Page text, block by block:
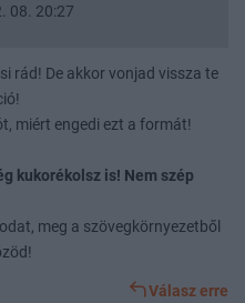
08. 20:27
rád! De akkor vonjad vissza te
miért engedi ezt a formát!
kukorékolsz is! Nem szép
meg a szövegkörnyezetből
Válasz erre